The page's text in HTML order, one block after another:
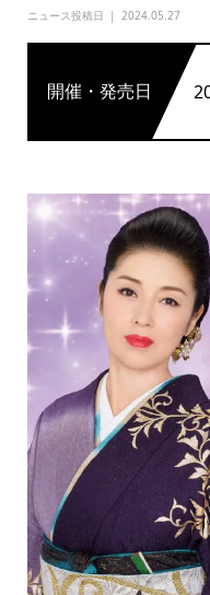
ニュース投稿日 2024.05.27
開催・発売日